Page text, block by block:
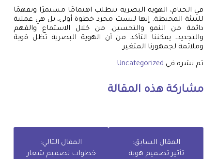
في الختام، الهوية البصرية تتطلب اهتمامًا مستمرًا وتفهمًا
للبيئة المحيطة. إنها ليست مجرد خطوة أولى، بل هي عملية
دائمة من النمو والتحسين. من خلال الاستماع والفهم
والتجديد، يمكننا التأكد من أن الهوية البصرية تظل قوية
وملائمة لجمهورنا المتغير.
تم نشره في Uncategorized
مشاركة هذه المقالة
المقال السابق:
تأثير تصميم هوية
المقال التالي:
خطوات تصميم شعار